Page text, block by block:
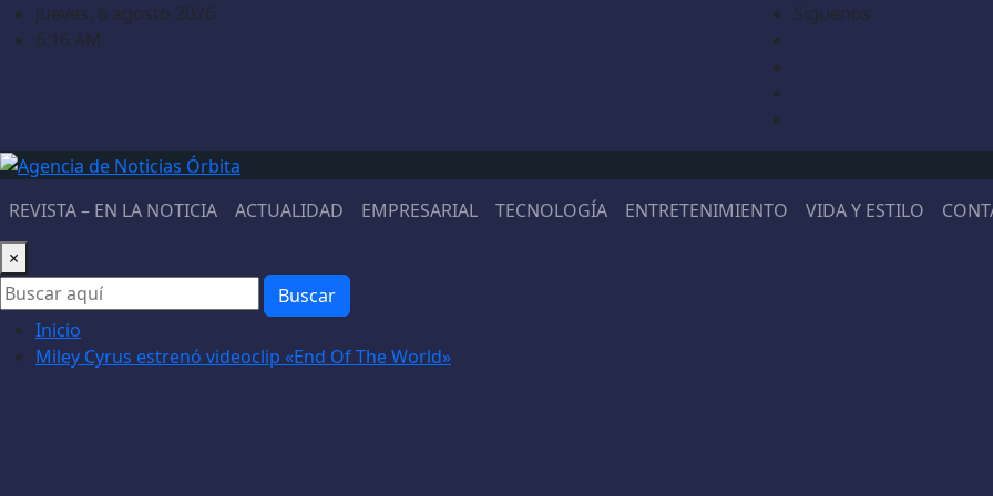
Saltarjueves, 6 agosto 2026
6:16 AM
Síguenos
REVISTA – EN LA NOTICIA ACTUALIDAD EMPRESARIAL TECNOLOGÍA ENTRETENIMIENTO VIDA Y ESTILO
×
Buscar
Inicio
Miley Cyrus estrenó videoclip «End Of The World»